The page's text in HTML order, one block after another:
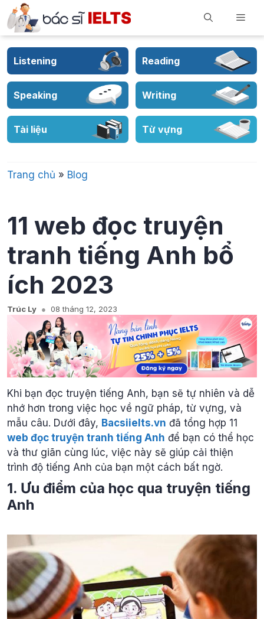
Skip
to
content
Listening Reading
Speaking Writing
Tài liệu Từ vựng
Trang chủ » Blog
11 web đọc truyện
tranh tiếng Anh bổ
ích 2023
Trúc Ly 08 tháng 12, 2023
Khi bạn đọc truyện tiếng Anh, bạn sẽ tự nhiên và dễ
nhớ hơn trong việc học về ngữ pháp, từ vựng, và
mẫu câu. Dưới đây, Bacsiielts.vn đã tổng hợp 11
web đọc truyện tranh tiếng Anh để bạn có thể học
và thư giãn cùng lúc, việc này sẽ giúp cải thiện
trình độ tiếng Anh của bạn một cách bất ngờ.
1. Ưu điểm của học qua truyện tiếng
Anh